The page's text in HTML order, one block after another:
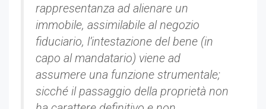
rappresentanza ad alienare un
immobile, assimilabile al negozio
fiduciario, l’intestazione del bene (in
capo al mandatario) viene ad
assumere una funzione strumentale;
sicché il passaggio della proprietà non